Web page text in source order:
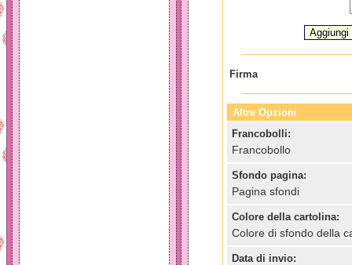
Firma
Altre Opzioni
Francobolli:
Francobollo
Sfondo pagina:
Pagina sfondi
Colore della cartolina:
Colore di sfondo della
Data di invio: